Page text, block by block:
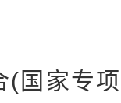
家专项